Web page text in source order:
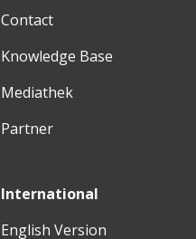
Contact
Knowledge Base
Mediathek
Partner
International
English Version